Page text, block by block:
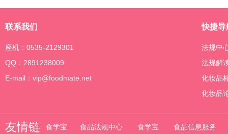
联系我们
座机：0535-2129301
QQ：2891238009
E-mail：vip@foodmate.net
快捷导
法规中
法规解
化妆品
化妆品
友情链
食学宝 食品法规中心 食学宝 食品信息服务